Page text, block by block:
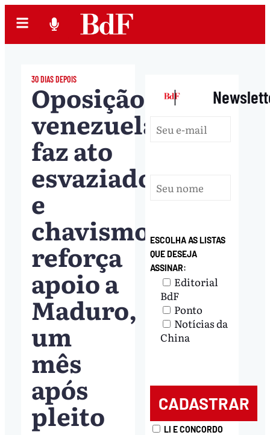
30 DIAS DEPOIS
Oposição
venezuelana
faz ato
esvaziado
e
chavismo
reforça
apoio a
Maduro,
um
mês
após
pleito
|
ESCOLHA AS LISTAS
QUE DESEJA
ASSINAR:
Editorial
BdF
Ponto
Notícias da
China
LI E CONCORDO